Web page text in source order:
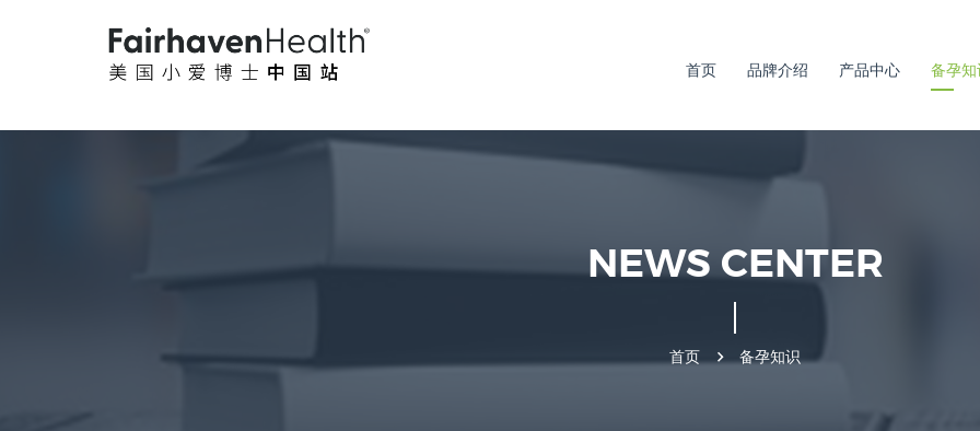
首页 品牌介绍 产品中心 备孕知
NEWS CENTER
首页 备孕知识